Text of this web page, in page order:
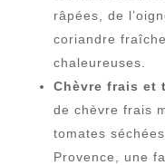
râpées, de
coriandre
chaleureuses.
Chèvre frais et
de chèvre frais
tomates
Provence, une